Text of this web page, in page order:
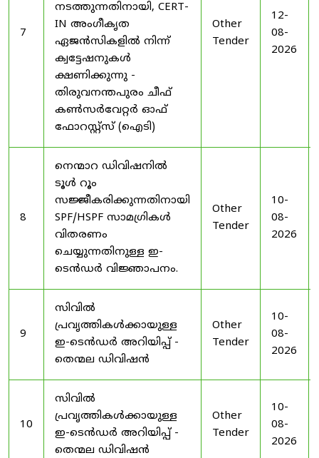
7
നടത്തുന്നതിനായി, CERT-
IN അംഗീകൃത
ഏജൻസികളിൽ നിന്ന്
ക്വട്ടേഷനുകൾ
ക്ഷണിക്കുന്നു -
തിരുവനന്തപുരം ചീഫ്
കൺസർവേറ്റർ ഓഫ്
ഫോറസ്റ്റ്സ് (ഐടി)
Other
Tender
12-
08-
2026
8
നെന്മാറ ഡിവിഷനിൽ
ടൂൾ റൂം
സജ്ജീകരിക്കുന്നതിനായി
SPF/HSPF സാമഗ്രികൾ
വിതരണം
ചെയ്യുന്നതിനുള്ള ഇ-
ടെൻഡർ വിജ്ഞാപനം.
Other
Tender
10-
08-
2026
9
സിവിൽ
പ്രവൃത്തികൾക്കായുള്ള
ഇ-ടെൻഡർ അറിയിപ്പ് -
തെന്മല ഡിവിഷൻ
Other
Tender
10-
08-
2026
10
സിവിൽ
പ്രവൃത്തികൾക്കായുള്ള
ഇ-ടെൻഡർ അറിയിപ്പ് -
തെന്മല ഡിവിഷൻ
Other
Tender
10-
08-
2026